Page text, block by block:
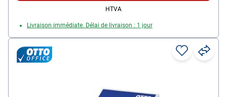
HTVA
Livraison immédiate. Délai de livraison : 1 jour